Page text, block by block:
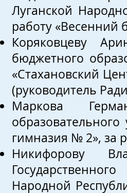
Луганской
работу «Весенний
Коряковцеву
бюджетного
«Стахановский
(руководитель
Маркова
гимназия № 2», за
Никифорову
Народной